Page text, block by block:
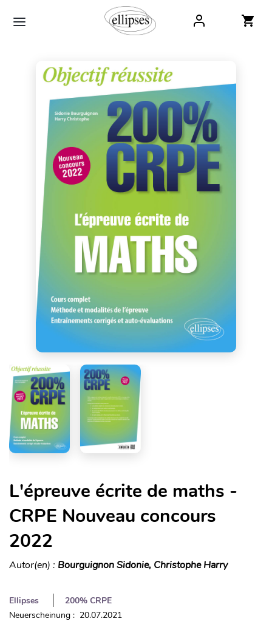
L'épreuve écrite de maths -
CRPE Nouveau concours
2022
Autor(en) : Bourguignon Sidonie, Christophe Harry
Ellipses
200% CRPE
Neuerscheinung : 20.07.2021